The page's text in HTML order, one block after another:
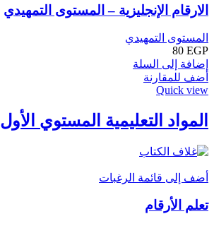
الارقام الإنجليزية – المستوى التمهيدي
المستوى التمهيدي
80 EGP
إضافة إلى السلة
أضف للمقارنة
Quick view
المواد التعليمية المستوي اﻷول KG 1
أضف إلى قائمة الرغبات
تعلم الأرقام